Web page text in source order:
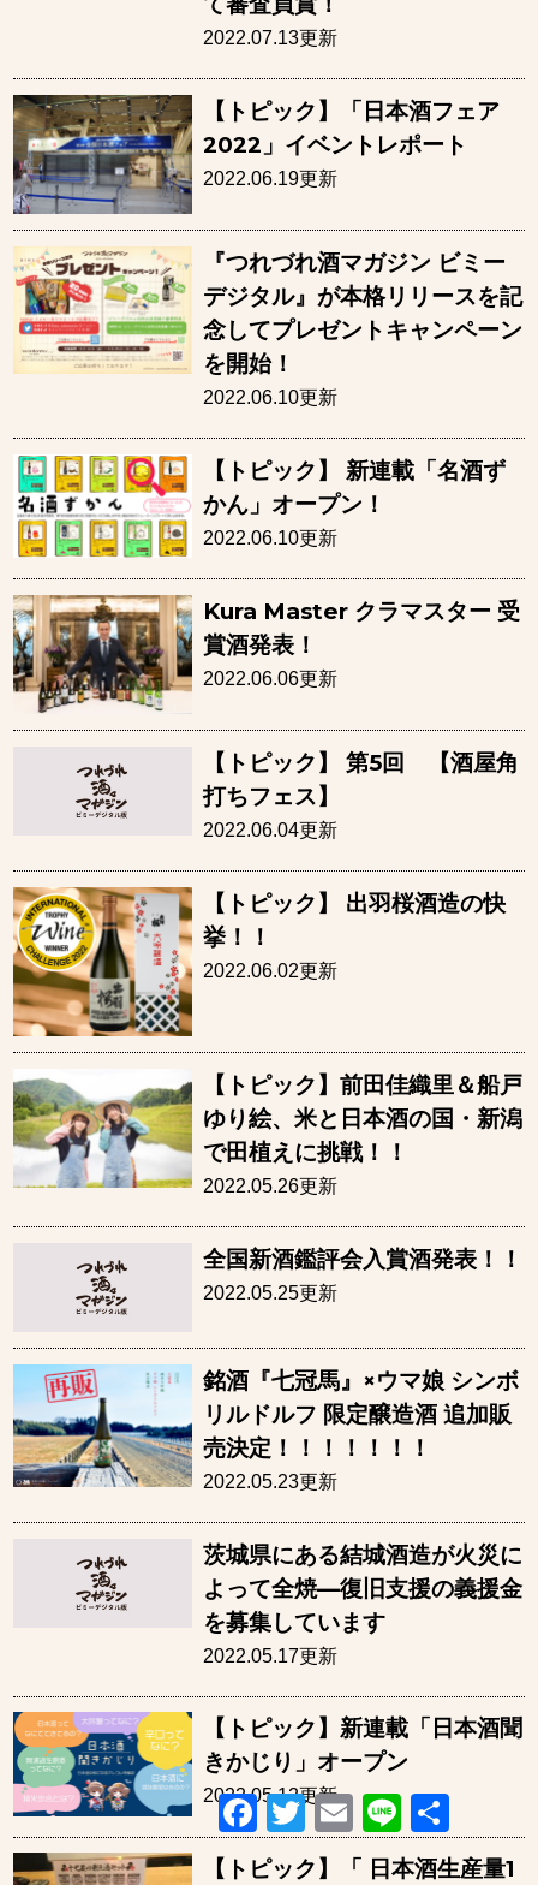
2022.07.13更新
【トピック】「日本酒フェア
2022」イベントレポート
2022.06.19更新
『つれづれ酒マガジン ビミー
デジタル』が本格リリースを記
念してプレゼントキャンペーン
を開始！
2022.06.10更新
【トピック】 新連載「名酒ず
かん」オープン！
2022.06.10更新
Kura Master クラマスター 受
賞酒発表！
2022.06.06更新
【トピック】 第5回 【酒屋角
打ちフェス】
2022.06.04更新
【トピック】 出羽桜酒造の快
挙！！
2022.06.02更新
【トピック】前田佳織里＆船戸
ゆり絵、米と日本酒の国・新潟
で田植えに挑戦！！
2022.05.26更新
全国新酒鑑評会入賞酒発表！！
2022.05.25更新
銘酒『七冠馬』×ウマ娘 シンボ
リルドルフ 限定醸造酒 追加販
売決定！！！！！！！
2022.05.23更新
茨城県にある結城酒造が火災に
よって全焼—復旧支援の義援金
を募集しています
2022.05.17更新
【トピック】新連載「日本酒聞
きかじり」オープン
2022.05.12更新
【トピック】「 日本酒生産量1
Facebook
Twitter Email Line